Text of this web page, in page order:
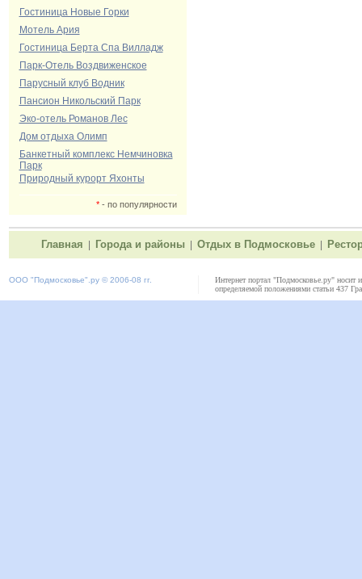
Гостиница Новые Горки
Мотель Ария
Гостиница Берта Спа Вилладж
Парк-Отель Воздвиженское
Парусный клуб Водник
Пансион Никольский Парк
Эко-отель Романов Лес
Дом отдыха Олимп
Банкетный комплекс Немчиновка
Парк
Природный курорт Яхонты
*- по популярности
Главная Города и районы Отдых в Подмосковье
ООО "Подмосковье" .ру © 2006-08 гг.
Интернет портал "Подмосковье.ру" носит
определяемой положениями статьи 437